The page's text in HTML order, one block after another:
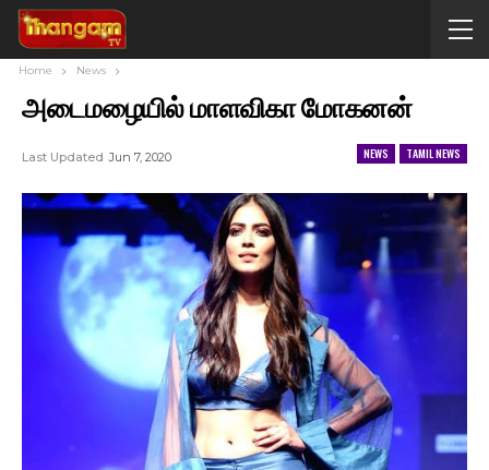
Home News
அடைமழையில் மாளவிகா மோகனன்
NEWS TAMIL NEWS
Last Updated Jun 7, 2020